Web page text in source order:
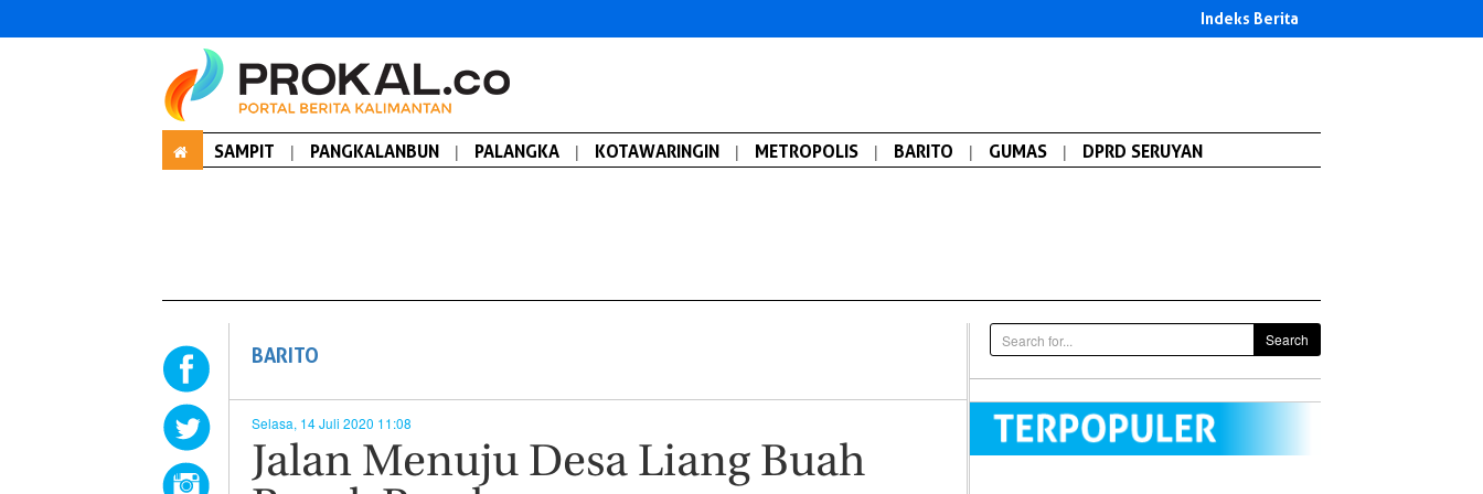
Indeks Berita
SAMPIT | PANGKALANBUN | PALANGKA | KOTAWARINGIN | METROPOLIS | BARITO | GUMAS | DPRD SERUYAN
BARITO
Selasa, 14 Juli 2020 11:08
Jalan Menuju Desa Liang Buah
Search